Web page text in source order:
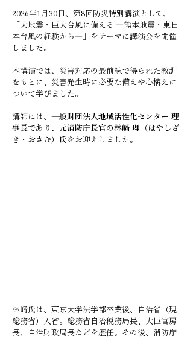
2026年1月30日、第8回防災特別講演として、
「大地震・巨大台風に備える ―熊本地震・東日
本台風の経験から―」をテーマに講演会を開催
しました。
本講演では、災害対応の最前線で得られた教訓
をもとに、災害発生時に必要な備えや心構えに
ついて学びました。
講師には、 一般財団法人地域活性化センター 理
事長であり、元消防庁長官の林﨑 理（はやしざ
き・おさむ）氏 をお迎えしました。
林﨑氏は、東京大学法学部卒業後、自治省（現
総務省）入省。総務省自治税務局長、大臣官房
長、自治財政局長などを歴任。その後、消防庁